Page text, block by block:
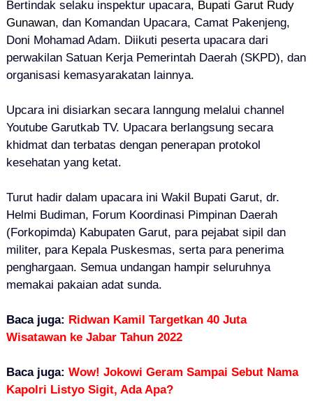
Bertindak selaku inspektur upacara, Bupati Garut Rudy
Gunawan, dan Komandan Upacara, Camat Pakenjeng,
Doni Mohamad Adam. Diikuti peserta upacara dari
perwakilan Satuan Kerja Pemerintah Daerah (SKPD), dan
organisasi kemasyarakatan lainnya.
Upcara ini disiarkan secara lanngung melalui channel
Youtube Garutkab TV. Upacara berlangsung secara
khidmat dan terbatas dengan penerapan protokol
kesehatan yang ketat.
Turut hadir dalam upacara ini Wakil Bupati Garut, dr.
Helmi Budiman, Forum Koordinasi Pimpinan Daerah
(Forkopimda) Kabupaten Garut, para pejabat sipil dan
militer, para Kepala Puskesmas, serta para penerima
penghargaan. Semua undangan hampir seluruhnya
memakai pakaian adat sunda.
Baca juga: Ridwan Kamil Targetkan 40 Juta
Wisatawan ke Jabar Tahun 2022
Baca juga: Wow! Jokowi Geram Sampai Sebut Nama
Kapolri Listyo Sigit, Ada Apa?